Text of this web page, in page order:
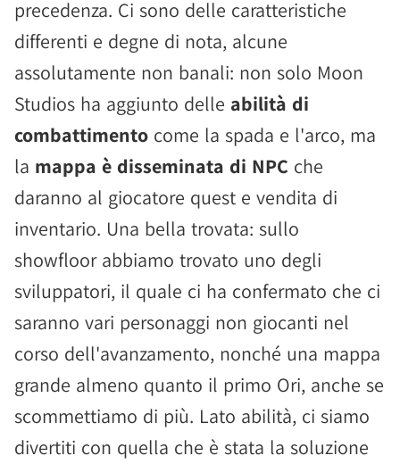
precedenza. Ci sono delle caratteristiche
differenti e degne di nota, alcune
assolutamente non banali: non solo Moon
Studios ha aggiunto delle abilità di
combattimento come la spada e l'arco, ma
la mappa è disseminata di NPC che
daranno al giocatore quest e vendita di
inventario. Una bella trovata: sullo
showfloor abbiamo trovato uno degli
sviluppatori, il quale ci ha confermato che ci
saranno vari personaggi non giocanti nel
corso dell'avanzamento, nonché una mappa
grande almeno quanto il primo Ori, anche se
scommettiamo di più. Lato abilità, ci siamo
divertiti con quella che è stata la soluzione